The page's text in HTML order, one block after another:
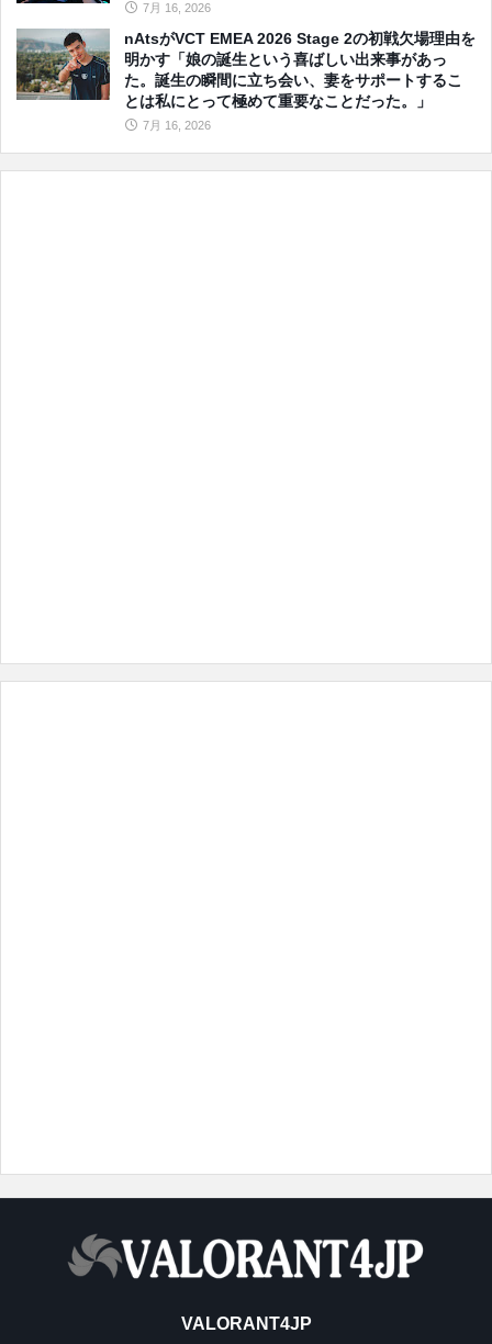
7月 16, 2026
nAtsがVCT EMEA 2026 Stage 2の初戦欠場理由を
明かす「娘の誕生という喜ばしい出来事があっ
た。誕生の瞬間に立ち会い、妻をサポートするこ
とは私にとって極めて重要なことだった。」
7月 16, 2026
VALORANT4JP